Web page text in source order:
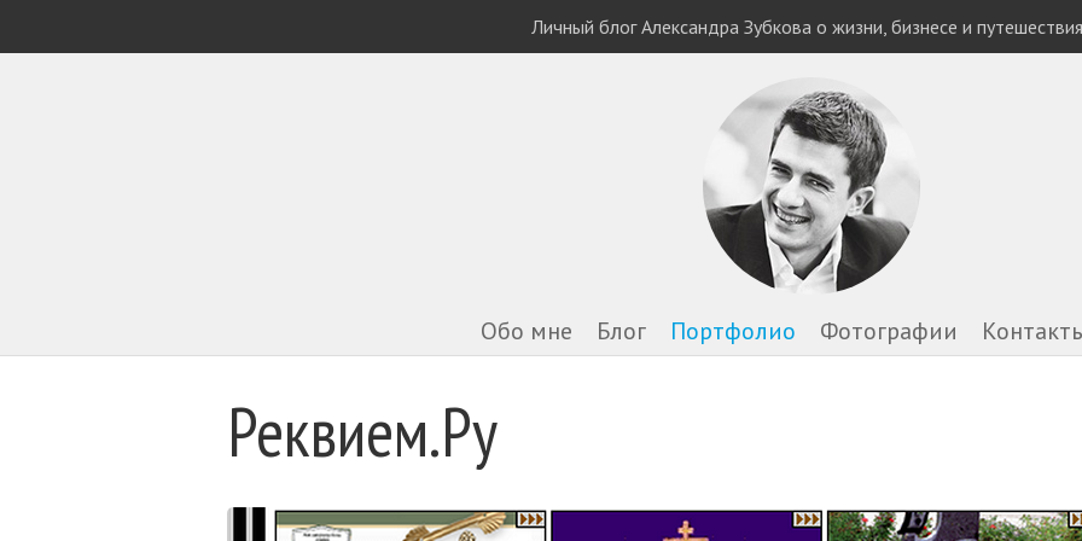
Личный блог Александра Зубкова о жизни, бизнесе и
Обо мне Блог Портфолио Фотографии
Реквием.Ру